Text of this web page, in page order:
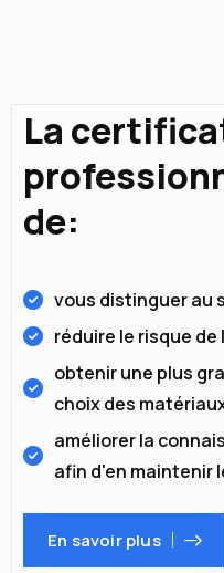
La
de:
vous distinguer au
réduire le risque de
obtenir une plus
choix des
améliorer la
afin d'en maintenir
En savoir plus